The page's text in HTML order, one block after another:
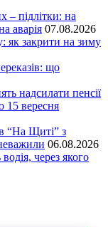
– підлітки: на
аварія 07.08.2026
як закрити на зиму
що
надсилати пенсії
15 вересня
“На Щиті” з
06.08.2026
через якого